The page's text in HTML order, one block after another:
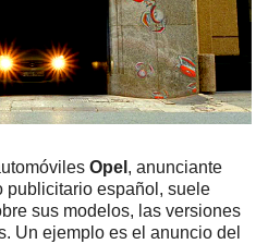
Opel , anunciante
publicitario español, suele
sus modelos, las versiones
Un ejemplo es el anuncio del